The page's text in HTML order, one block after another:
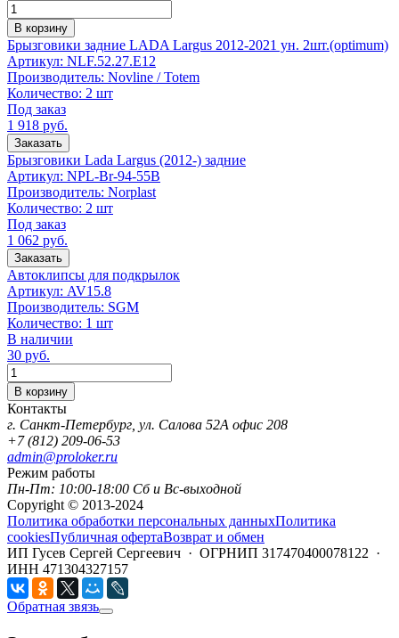
Количество
В корзину
Брызговики задние LADA Largus 2012-2021 ун. 2шт.(optimum)
Артикул: NLF.52.27.E12
Производитель: Novline / Totem
Количество: 2 шт
Под заказ
1 918 руб.
Заказать
Брызговики Lada Largus (2012-) задние
Артикул: NPL-Br-94-55B
Производитель: Norplast
Количество: 2 шт
Под заказ
1 062 руб.
Заказать
Автоклипсы для подкрылок
Артикул: AV15.8
Производитель: SGM
Количество: 1 шт
В наличии
30 руб.
Количество
В корзину
Контакты
г. Санкт-Петербург, ул. Салова 52А офис 208
+7 (812) 209-06-53
admin@proloker.ru
Режим работы
Пн-Пт: 10:00-18:00 Сб и Вс-выходной
Copyright © 2013-2024
Политика обработки персональных данныхПолитика
cookiesПубличная офертаВозврат и обмен
ИП Гусев Сергей Сергеевич · ОГРНИП 317470400078122 ·
ИНН 471304327157
Обратная звязь